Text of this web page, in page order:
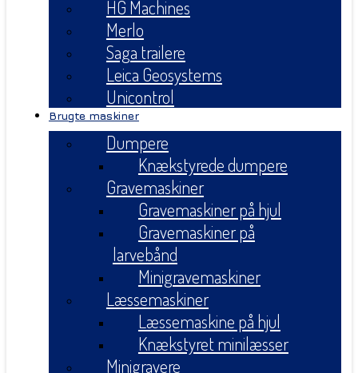
HG Machines
Merlo
Saga trailere
Leica Geosystems
Unicontrol
Brugte maskiner
Dumpere
Knækstyrede dumpere
Gravemaskiner
Gravemaskiner på hjul
Gravemaskiner på
larvebånd
Minigravemaskiner
Læssemaskiner
Læssemaskine på hjul
Knækstyret minilæsser
Minigravere